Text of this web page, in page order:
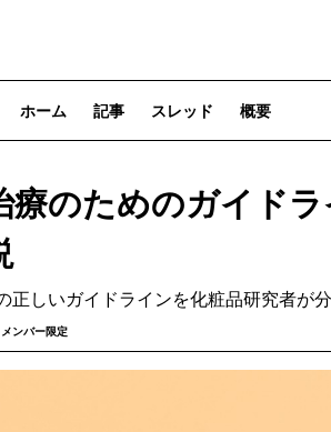
ホーム 記事 スレッド 概要
療のためのガイド
しいガイドラインを化粧品研究者が
ンバー限定